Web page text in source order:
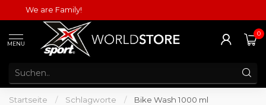
We are Family!
MENU
0
Startseite / Schlagworte /
Bike Wash 1000 ml